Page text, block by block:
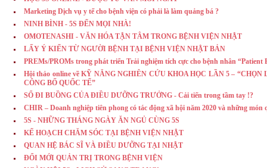
Marketing Dịch vụ y tế cho bệnh viện có phải là làm quảng bá ?
NINH BÌNH - 5S ĐẾN MỌI NHÀ!
OMOTENASHI - VĂN HÓA TẬN TÂM TRONG BỆNH VIỆN NHẬT
LẤY Ý KIẾN TỪ NGƯỜI BỆNH TẠI BỆNH VIỆN NHẬT BẢN
PREMs/PROMs trong phát triển Trải nghiệm tích cực cho bệnh nhân “Patient
Hội thảo online về KỸ NĂNG NGHIÊN CỨU KHOA HỌC LẦN 5 – “CHỌN
CÔNG BỐ QUỐC TẾ”
SỔ ĐI BUỒNG CỦA ĐIỀU DƯỠNG TRƯỞNG - Cải tiến trong tầm tay !?
CHIR – Doanh nghiệp tiên phong có tác động xã hội năm 2020 và những món
5S - NHỮNG THÁNG NGÀY ĂN NGỦ CÙNG 5S
KẾ HOẠCH CHĂM SÓC TẠI BỆNH VIỆN NHẬT
QUAN HỆ BÁC SĨ VÀ ĐIỀU DƯỠNG TẠI NHẬT
ĐỔI MỚI QUẢN TRỊ TRONG BỆNH VIỆN